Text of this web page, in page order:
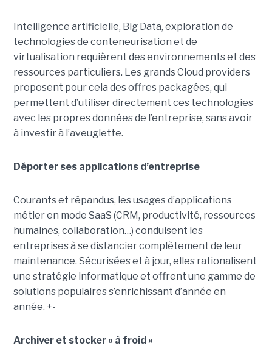
Intelligence artificielle, Big Data, exploration de
technologies de conteneurisation et de
virtualisation requièrent des environnements et des
ressources particuliers. Les grands Cloud providers
proposent pour cela des offres packagées, qui
permettent d’utiliser directement ces technologies
avec les propres données de l’entreprise, sans avoir
à investir à l’aveuglette.
Déporter ses applications d’entreprise
Courants et répandus, les usages d’applications
métier en mode SaaS (CRM, productivité, ressources
humaines, collaboration…) conduisent les
entreprises à se distancier complètement de leur
maintenance. Sécurisées et à jour, elles rationalisent
une stratégie informatique et offrent une gamme de
solutions populaires s’enrichissant d’année en
année. +-
Archiver et stocker « à froid »